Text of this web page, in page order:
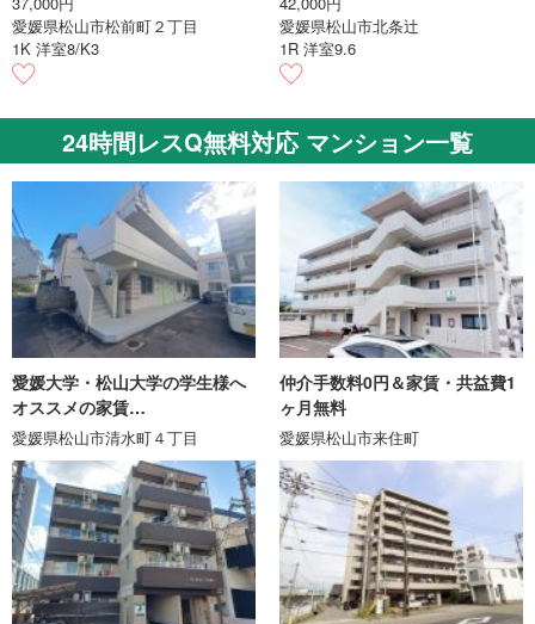
愛媛県松山市松前町２丁目
1K 洋室8/K3
愛媛県松山市北条辻
1R 洋室9.6
24時間レスQ無料対応 マンション一覧
愛媛大学・松山大学の学生様へ
オススメの家賃…
愛媛県松山市清水町４丁目
仲介手数料0円＆家賃・共益費1
ヶ月無料
愛媛県松山市来住町